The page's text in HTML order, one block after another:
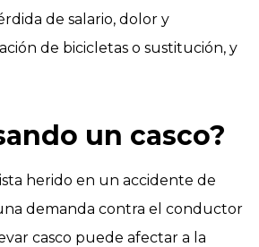
de salario, dolor y
de bicicletas o sustitución, y
un casco?
herido en un accidente de
demanda contra el conductor
casco puede afectar a la